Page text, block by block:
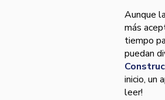
Aunque
más
tiempo
puedan
inicio, un
leer!